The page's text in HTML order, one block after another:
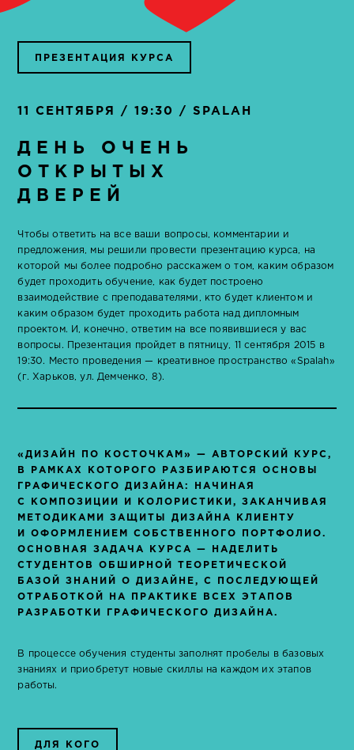
ПРЕЗЕНТАЦИЯ КУРСА
11 СЕНТЯБРЯ / 19:30 / SPALAH
ДЕНЬ ОЧЕНЬ
ОТКРЫТЫХ
ДВЕРЕЙ
Чтобы ответить на все ваши вопросы, комментарии и
предложения, мы решили провести презентацию курса, на
которой мы более подробно расскажем о том, каким образом
будет проходить обучение, как будет построено
взаимодействие с преподавателями, кто будет клиентом и
каким образом будет проходить работа над дипломным
проектом. И, конечно, ответим на все появившиеся у вас
вопросы. Презентация пройдет в пятницу, 11 сентября 2015 в
19:30. Место проведения — креативное пространство «Spalah»
(г. Харьков, ул. Демченко, 8).
«ДИЗАЙН ПО КОСТОЧКАМ» — АВТОРСКИЙ КУРС,
В РАМКАХ КОТОРОГО РАЗБИРАЮТСЯ ОСНОВЫ
ГРАФИЧЕСКОГО ДИЗАЙНА: НАЧИНАЯ
С КОМПОЗИЦИИ И КОЛОРИСТИКИ, ЗАКАНЧИВАЯ
МЕТОДИКАМИ ЗАЩИТЫ ДИЗАЙНА КЛИЕНТУ
И ОФОРМЛЕНИЕМ СОБСТВЕННОГО ПОРТФОЛИО.
ОСНОВНАЯ ЗАДАЧА КУРСА — НАДЕЛИТЬ
СТУДЕНТОВ ОБШИРНОЙ ТЕОРЕТИЧЕСКОЙ
БАЗОЙ ЗНАНИЙ О ДИЗАЙНЕ, С ПОСЛЕДУЮЩЕЙ
ОТРАБОТКОЙ НА ПРАКТИКЕ ВСЕХ ЭТАПОВ
РАЗРАБОТКИ ГРАФИЧЕСКОГО ДИЗАЙНА.
В процессе обучения студенты заполнят пробелы в базовых
знаниях и приобретут новые скиллы на каждом их этапов
работы.
ДЛЯ КОГО